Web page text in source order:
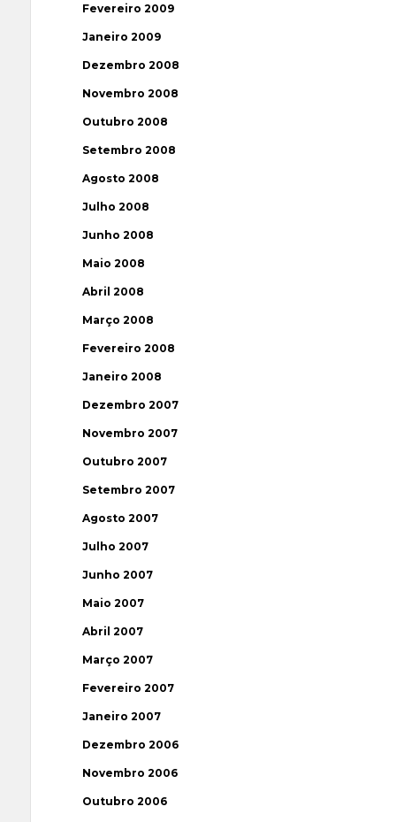
Fevereiro 2009
Janeiro 2009
Dezembro 2008
Novembro 2008
Outubro 2008
Setembro 2008
Agosto 2008
Julho 2008
Junho 2008
Maio 2008
Abril 2008
Março 2008
Fevereiro 2008
Janeiro 2008
Dezembro 2007
Novembro 2007
Outubro 2007
Setembro 2007
Agosto 2007
Julho 2007
Junho 2007
Maio 2007
Abril 2007
Março 2007
Fevereiro 2007
Janeiro 2007
Dezembro 2006
Novembro 2006
Outubro 2006